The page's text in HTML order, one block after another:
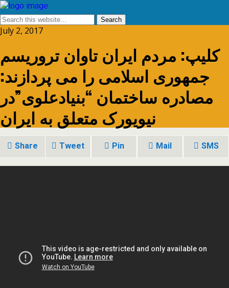
July 2, 2017
کلیپ: مردم ایران تاوان تروریسم
جمهوری اسلامی را می پردازند:
مصادره ساختمان “بنیادعلوی”در
نیویورک متعلق به ایران
Share Tweet Pin Mail SMS